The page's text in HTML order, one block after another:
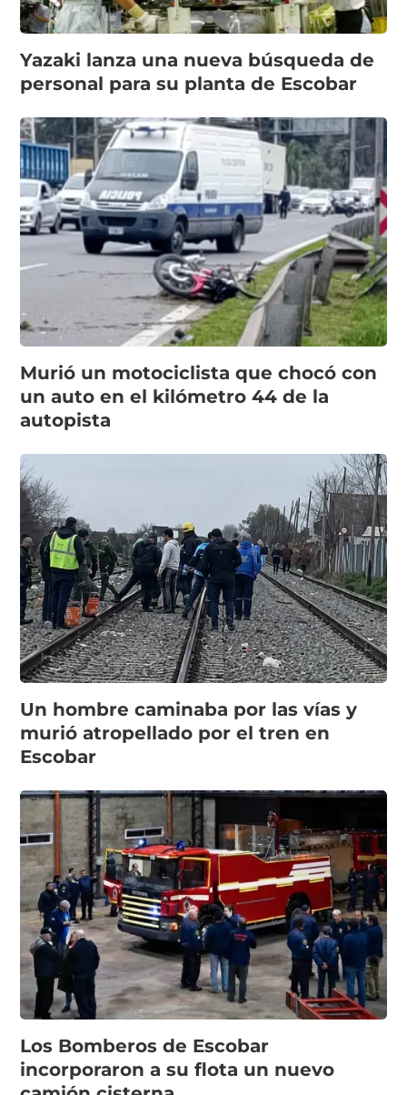
Yazaki lanza una nueva búsqueda de
personal para su planta de Escobar
Murió un motociclista que chocó con
un auto en el kilómetro 44 de la
autopista
Un hombre caminaba por las vías y
murió atropellado por el tren en
Escobar
Los Bomberos de Escobar
incorporaron a su flota un nuevo